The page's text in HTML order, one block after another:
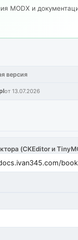
MODX и
версия
от 13.07.2026
(CKEditor и